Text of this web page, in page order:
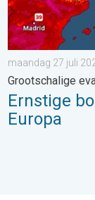
maandag 27 juli
Grootschalige
Ernstige
Europa